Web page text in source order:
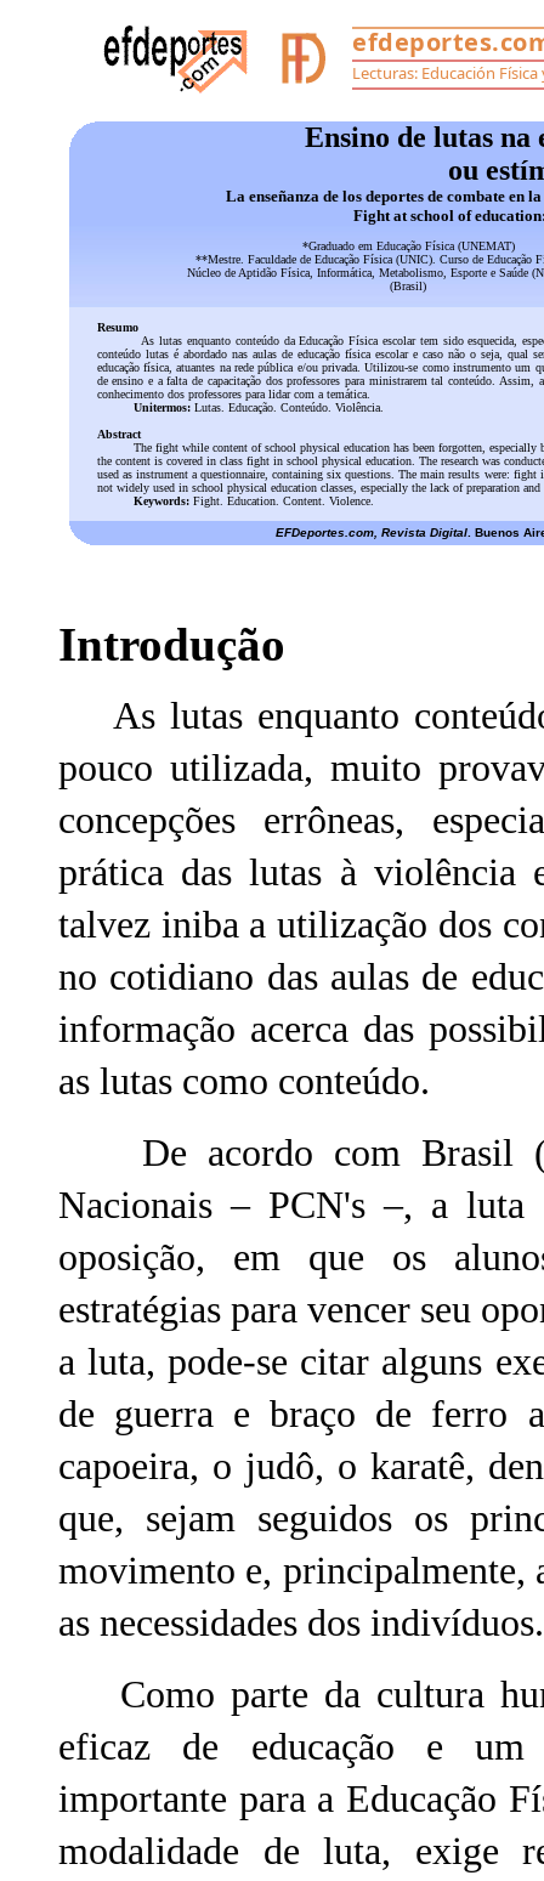
Ensino de lutas na
ou
La enseñanza de los deportes de combate en
Fight at school of
*Graduado em Educação Física (UNEMAT)
**Mestre. Faculdade de Educação Física (UNIC). Curso de Educação
Núcleo de Aptidão Física, Informática, Metabolismo, Esporte e Saúde
(Brasil)
Resumo
As lutas enquanto conteúdo da Educação Física escolar tem sido esquecida,
conteúdo lutas é abordado nas aulas de educação física escolar e caso não o seja,
educação física, atuantes na rede pública e/ou privada. Utilizou-se como instrumento um
de ensino e a falta de capacitação dos professores para ministrarem tal conteúdo.
conhecimento dos professores para lidar com a temática.
Unitermos:Lutas. Educação. Conteúdo. Violência.
Abstract
The fight while content of school physical education has been forgotten,
the content is covered in class fight in school physical education. The research was
used as instrument a questionnaire, containing six questions. The main results were:
not widely used in school physical education classes, especially the lack of preparation
Keywords:Fight. Education. Content. Violence.
EFDeportes.com, Revista Digital. Buenos
Introdução
As lutas enquanto
pouco utilizada, muito
concepções errôneas,
prática das lutas à violência
talvez iniba a utilização dos
no cotidiano das aulas de
informação acerca das
as lutas como conteúdo.
De acordo com Brasil
Nacionais – PCN's –, a luta
oposição, em que os
estratégias para vencer seu
a luta, pode-se citar alguns
de guerra e braço de ferro
capoeira, o judô, o karatê,
que, sejam seguidos os
movimento e, principalmente,
as necessidades dos indivíduos.
Como parte da cultura
eficaz de educação e um
importante para a Educação
modalidade de luta, exige